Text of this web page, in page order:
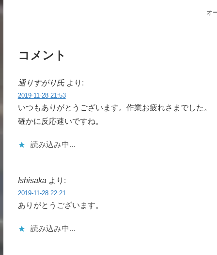
オ
コメント
通りすがり氏 より:
2019-11-28 21:53
いつもありがとうございます。作業お疲れさまでした。
確かに反応速いですね。
読み込み中…
Ishisaka より:
2019-11-28 22:21
ありがとうございます。
読み込み中…